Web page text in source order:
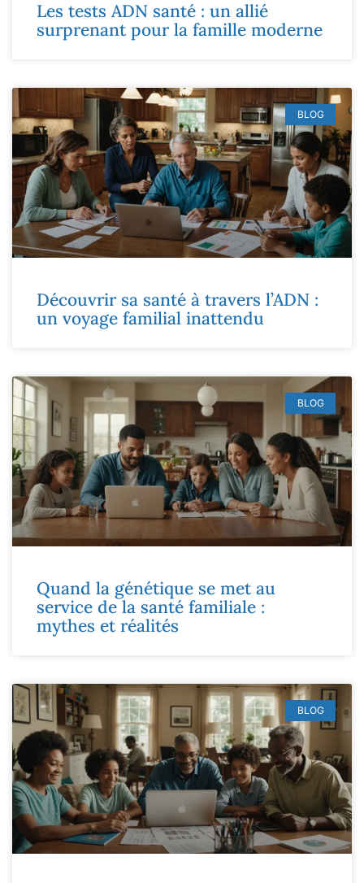
Les tests ADN santé : un allié
surprenant pour la famille moderne
BLOG
Découvrir sa santé à travers l’ADN :
un voyage familial inattendu
BLOG
Quand la génétique se met au
service de la santé familiale :
mythes et réalités
BLOG